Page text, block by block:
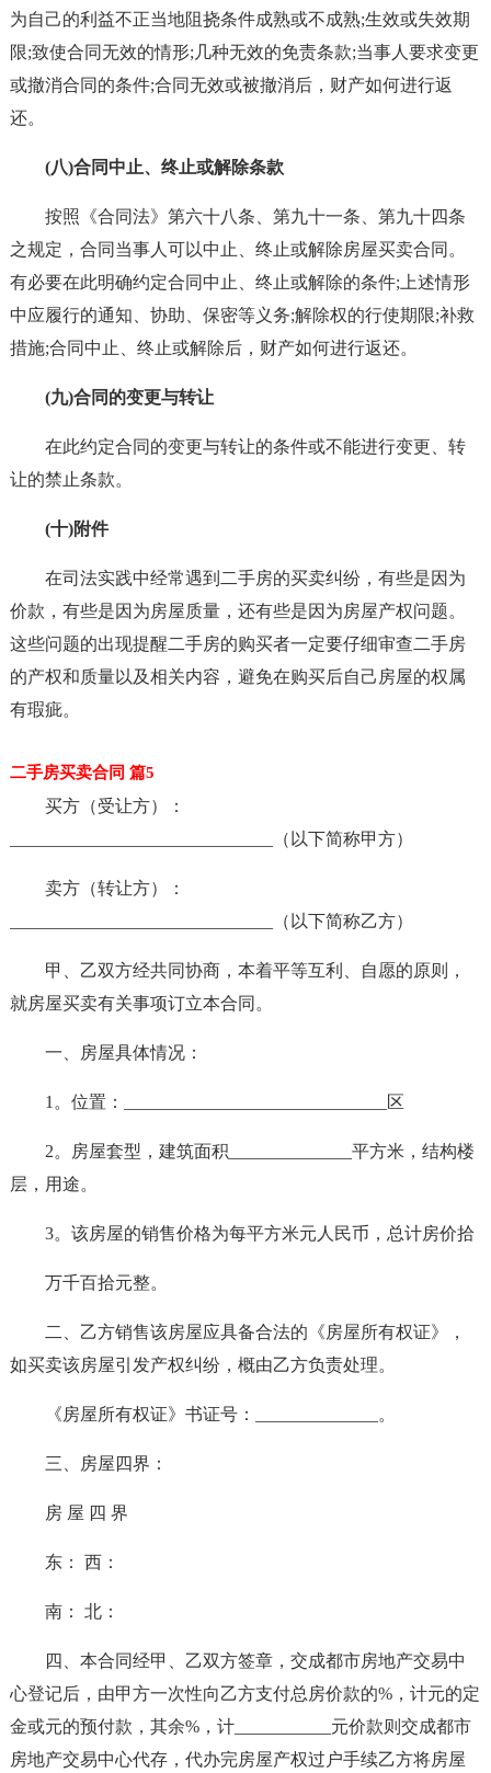
为自己的利益不正当地阻挠条件成熟或不成熟;生效或失效期
限;致使合同无效的情形;几种无效的免责条款;当事人要求变更
或撤消合同的条件;合同无效或被撤消后，财产如何进行返
还。
(八)合同中止、终止或解除条款
按照《合同法》第六十八条、第九十一条、第九十四条
之规定，合同当事人可以中止、终止或解除房屋买卖合同。
有必要在此明确约定合同中止、终止或解除的条件;上述情形
中应履行的通知、协助、保密等义务;解除权的行使期限;补救
措施;合同中止、终止或解除后，财产如何进行返还。
(九)合同的变更与转让
在此约定合同的变更与转让的条件或不能进行变更、转
让的禁止条款。
(十)附件
在司法实践中经常遇到二手房的买卖纠纷，有些是因为
价款，有些是因为房屋质量，还有些是因为房屋产权问题。
这些问题的出现提醒二手房的购买者一定要仔细审查二手房
的产权和质量以及相关内容，避免在购买后自己房屋的权属
有瑕疵。
二手房买卖合同 篇5
买方（受让方）：
______________________________（以下简称甲方）
卖方（转让方）：
______________________________（以下简称乙方）
甲、乙双方经共同协商，本着平等互利、自愿的原则，
就房屋买卖有关事项订立本合同。
一、房屋具体情况：
1。位置：______________________________区
2。房屋套型，建筑面积______________平方米，结构楼
层，用途。
3。该房屋的销售价格为每平方米元人民币，总计房价拾
万千百拾元整。
二、乙方销售该房屋应具备合法的《房屋所有权证》，
如买卖该房屋引发产权纠纷，概由乙方负责处理。
《房屋所有权证》书证号：______________。
三、房屋四界：
房 屋 四 界
东： 西：
南： 北：
四、本合同经甲、乙双方签章，交成都市房地产交易中
心登记后，由甲方一次性向乙方支付总房价款的%，计元的定
金或元的预付款，其余%，计___________元价款则交成都市
房地产交易中心代存，代办完房屋产权过户手续乙方将房屋